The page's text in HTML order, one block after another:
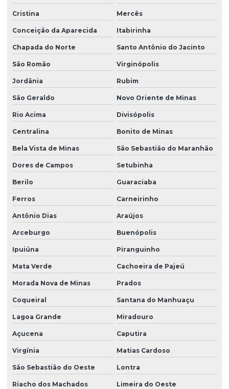
Cristina Mercês
Conceição da Aparecida Itabirinha
Chapada do Norte Santo Antônio do Jacinto
São Romão Virginópolis
Jordânia Rubim
São Geraldo Novo Oriente de Minas
Rio Acima Divisópolis
Centralina Bonito de Minas
Bela Vista de Minas São Sebastião do Maranhão
Dores de Campos Setubinha
Berilo Guaraciaba
Ferros Carneirinho
Antônio Dias Araújos
Arceburgo Buenópolis
Ipuiúna Piranguinho
Mata Verde Cachoeira de Pajeú
Morada Nova de Minas Prados
Coqueiral Santana do Manhuaçu
Lagoa Grande Miradouro
Açucena Caputira
Virgínia Matias Cardoso
São Sebastião do Oeste Lontra
Riacho dos Machados Limeira do Oeste